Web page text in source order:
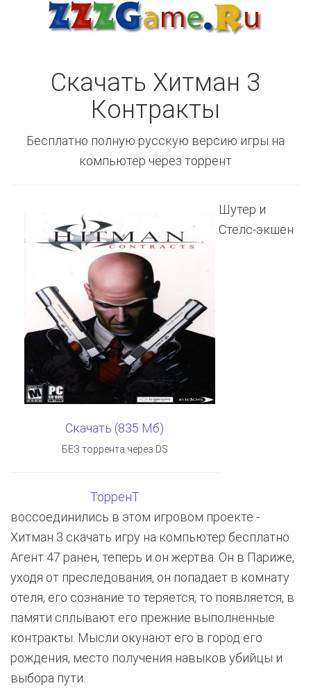
Скачать Хитман 3
Контракты
Бесплатно полную русскую версию игры на
компьютер через торрент
Скачать (835 Мб)
БЕЗ торрента через DS
ТорренТ
Шутер и
Стелс-экшен
воссоединились в этом игровом проекте -
Хитман 3 скачать игру на компьютер бесплатно.
Агент 47 ранен, теперь и он жертва. Он в Париже,
уходя от преследования, он попадает в комнату
отеля, его сознание то теряется, то появляется, в
памяти сплывают его прежние выполненные
контракты. Мысли окунают его в город его
рождения, место получения навыков убийцы и
выбора пути.